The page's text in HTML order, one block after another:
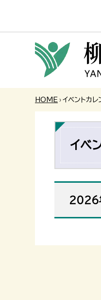
HOME › イベントカレ
イベ
2026